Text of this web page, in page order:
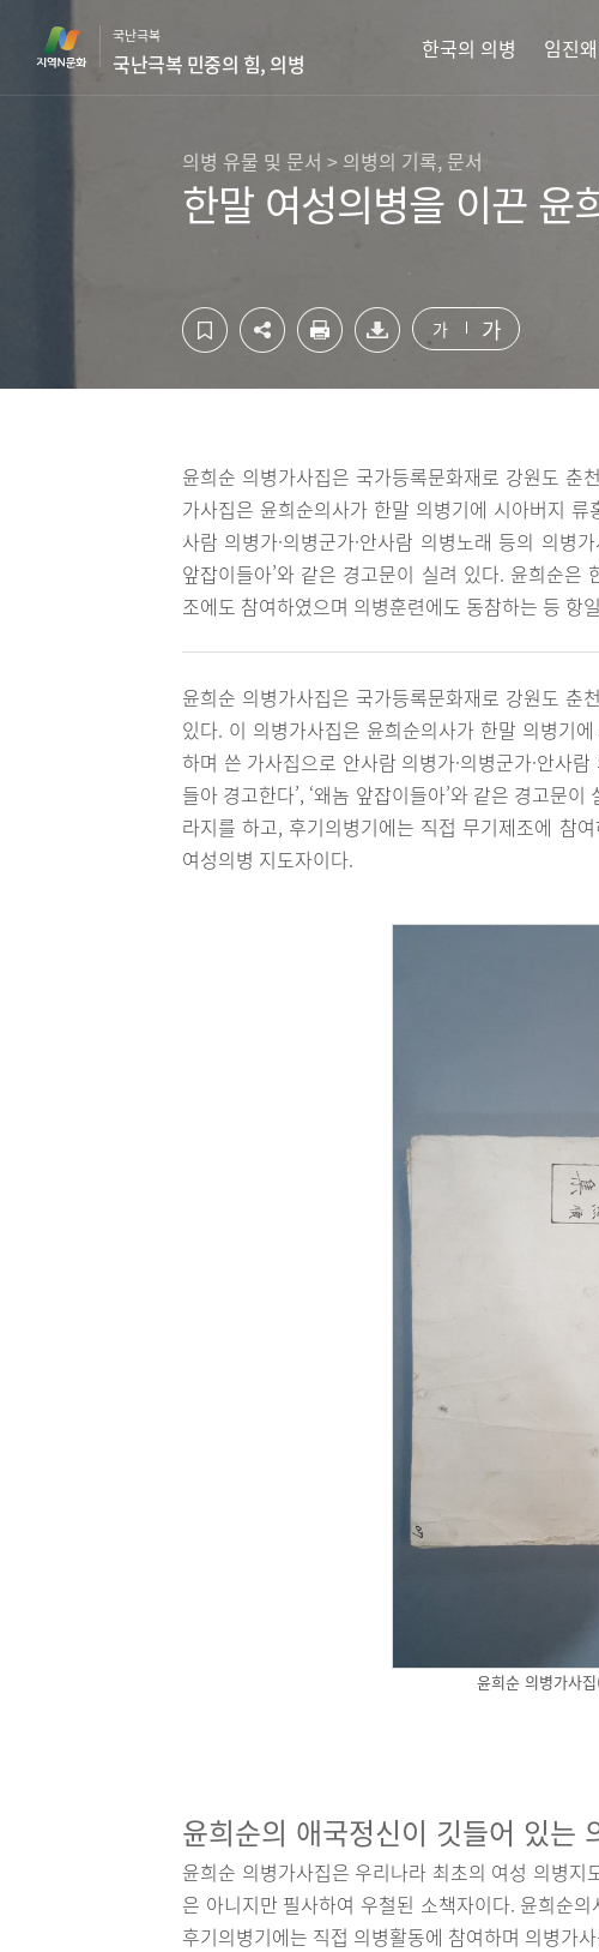
국난극복
국난극복 민중의 힘, 의병
한국의 의병 임진
의병 유물 및 문서 > 의병의 기록, 문서
한말 여성의병을 이끈 윤
가 가
윤희순 의병가사집은 국가등록문화재로 강원도 춘
가사집은 윤희순의사가 한말 의병기에 시아버지
사람 의병가·의병군가·안사람 의병노래 등의 의병
앞잡이들아’와 같은 경고문이 실려 있다. 윤희순
조에도 참여하였으며 의병훈련에도 동참하는 등 항
윤희순 의병가사집은 국가등록문화재로 강원도 춘
있다. 이 의병가사집은 윤희순의사가 한말 의병기
하며 쓴 가사집으로 안사람 의병가·의병군가·안사
들아 경고한다’, ‘왜놈 앞잡이들아’와 같은 경고문
라지를 하고, 후기의병기에는 직접 무기제조에 참
여성의병 지도자이다.
윤희순 의병가사
윤희순의 애국정신이 깃들어 있는
윤희순 의병가사집은 우리나라 최초의 여성 의병
은 아니지만 필사하여 우철된 소책자이다. 윤희순
후기의병기에는 직접 의병활동에 참여하며 의병가